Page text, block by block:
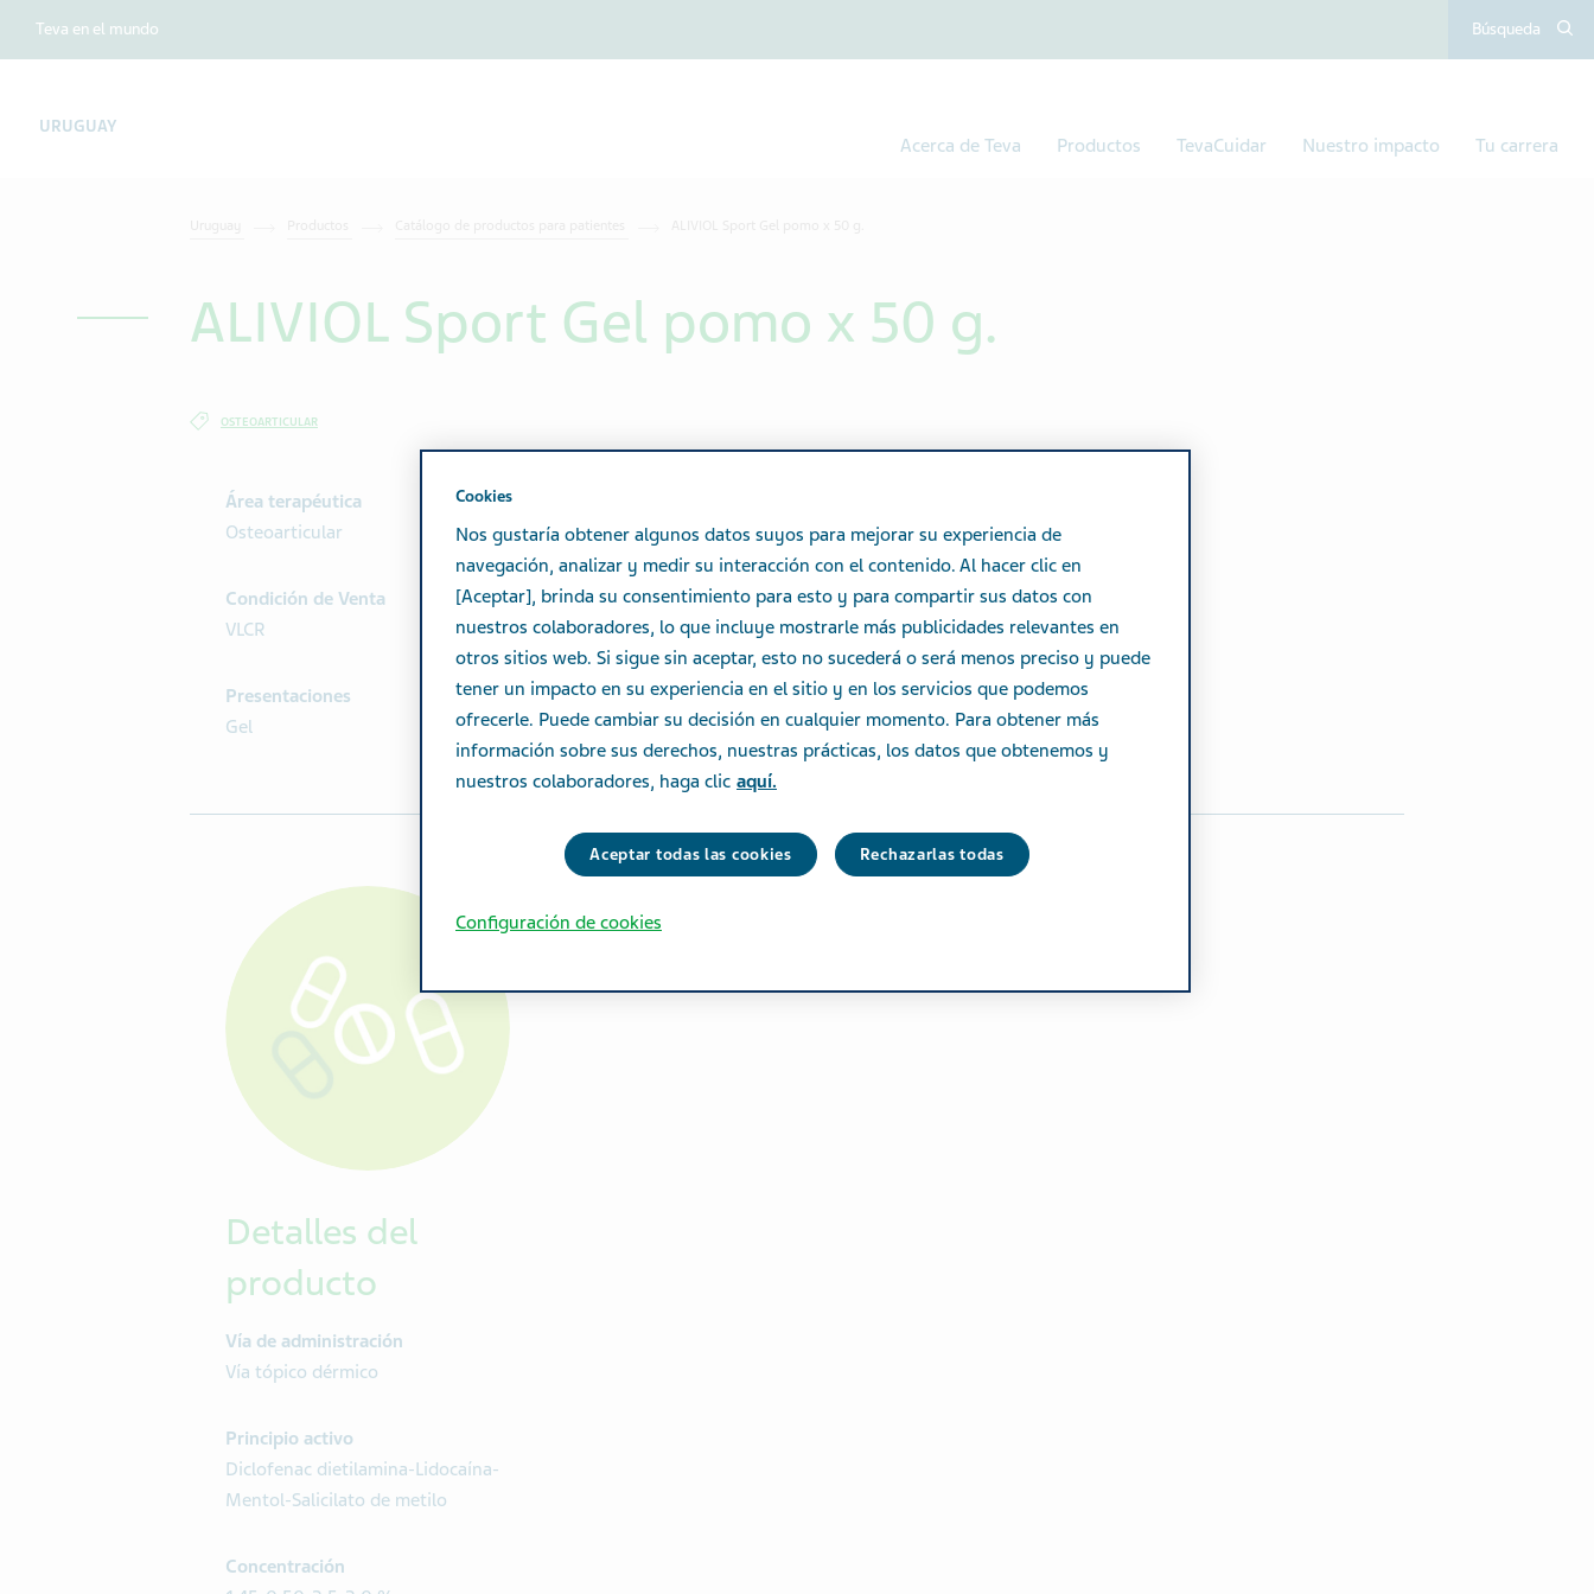
Teva en el mundo Búsqueda
Acerca de Teva Productos TevaCuidar Nuestro impacto Tu carrera
URUGUAY
ALIVIOL Sport Gel pomo x 50 g.
OSTEOARTICULAR
Área terapéutica
Osteoarticular
Condición de Venta
VLCR
Presentaciones
Gel
Detalles del
producto
Vía de administración
Vía tópico dérmico
Principio activo
Diclofenac dietilamina-Lidocaína-
Mentol-Salicilato de metilo
Concentración
Cookies
Nos gustaría obtener algunos datos suyos para mejorar su experiencia de
navegación, analizar y medir su interacción con el contenido. Al hacer clic en
[Aceptar], brinda su consentimiento para esto y para compartir sus datos con
nuestros colaboradores, lo que incluye mostrarle más publicidades relevantes en
otros sitios web. Si sigue sin aceptar, esto no sucederá o será menos preciso y puede
tener un impacto en su experiencia en el sitio y en los servicios que podemos
ofrecerle. Puede cambiar su decisión en cualquier momento. Para obtener más
información sobre sus derechos, nuestras prácticas, los datos que obtenemos y
nuestros colaboradores, haga clic aquí.
Aceptar todas las cookies Rechazarlas todas
Configuración de cookies